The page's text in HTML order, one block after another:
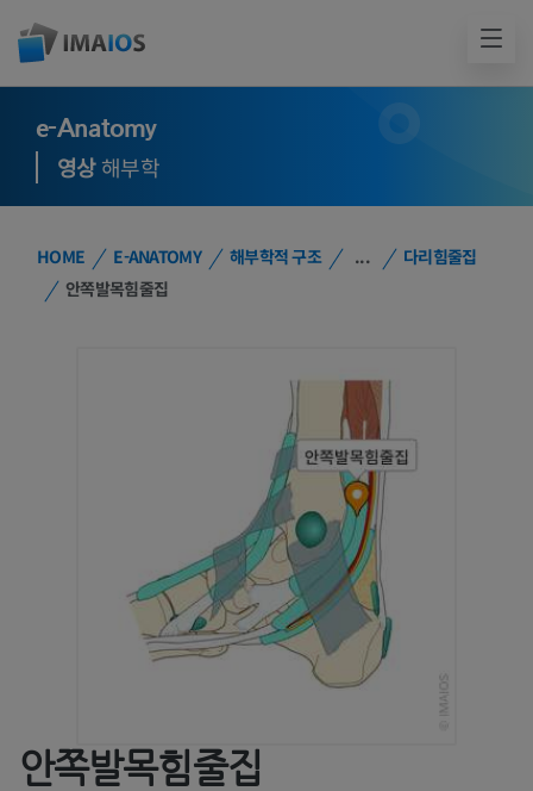
e-Anatomy
영상해부학
HOME E-ANATOMY 해부학적 구조 ...
다리힘줄집
안쪽발목힘줄집
안쪽발목힘줄집